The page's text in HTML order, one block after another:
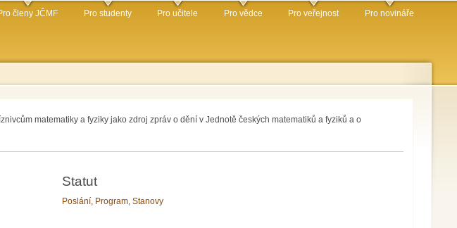
členy JČMF Pro studenty Pro učitele Pro vědce Pro veřejnost Pro novináře
matematiky a fyziky jako zdroj zpráv o dění v Jednotě českých matematiků a fyziků a o
Statut
Poslání, Program,Stanovy